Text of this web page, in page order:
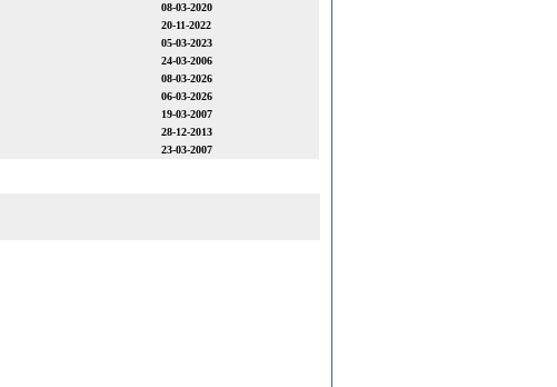
08-03-2020
20-11-2022
05-03-2023
24-03-2006
08-03-2026
06-03-2026
19-03-2007
28-12-2013
23-03-2007